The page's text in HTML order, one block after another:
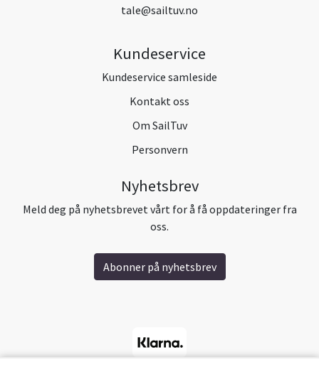
tale@sailtuv.no
Kundeservice
Kundeservice samleside
Kontakt oss
Om SailTuv
Personvern
Nyhetsbrev
Meld deg på nyhetsbrevet vårt for å få oppdateringer fra
oss.
Abonner på nyhetsbrev